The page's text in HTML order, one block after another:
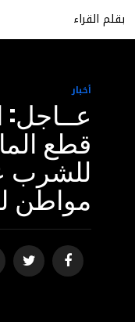
بقلم القراء
أخبار
قطع
للشرب
مواطن